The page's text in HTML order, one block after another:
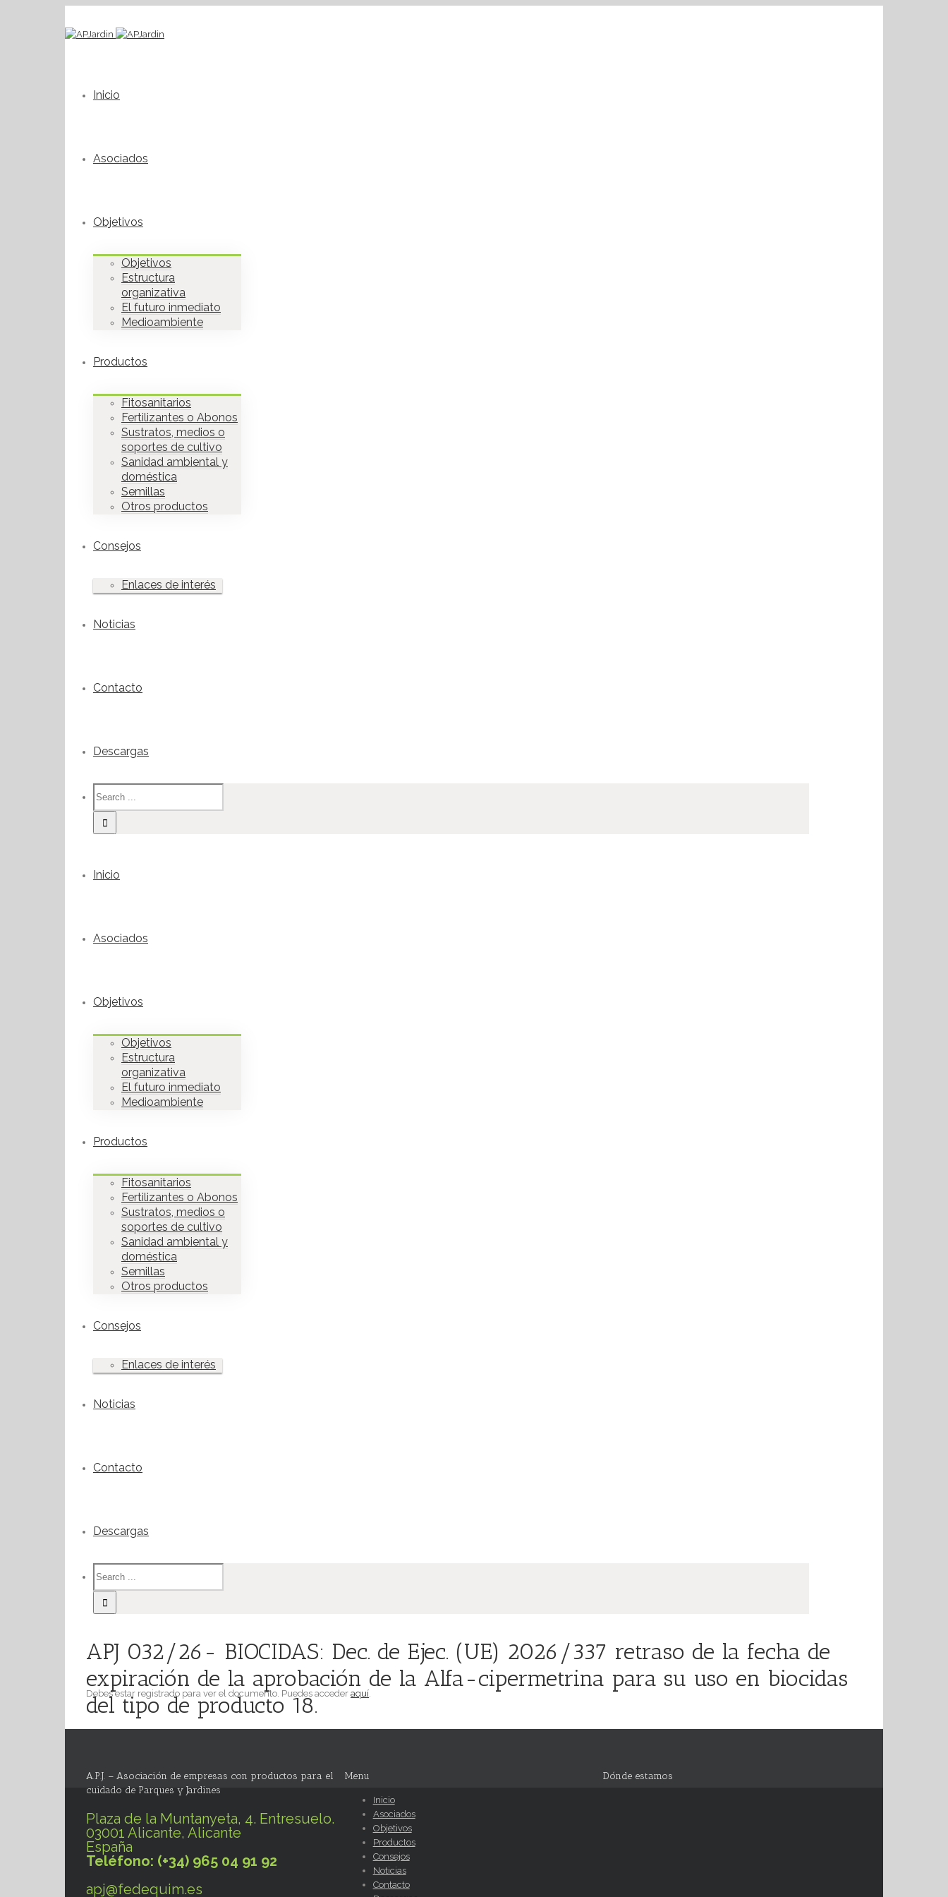
Inicio
Asociados
Objetivos
Objetivos
Estructura
organizativa
El futuro inmediato
Medioambiente
Productos
Fitosanitarios
Fertilizantes o Abonos
Sustratos, medios o
soportes de cultivo
Sanidad ambiental y
doméstica
Semillas
Otros productos
Consejos
Enlaces de interés
Noticias
Contacto
Descargas
Inicio
Asociados
Objetivos
Objetivos
Estructura
organizativa
El futuro inmediato
Medioambiente
Productos
Fitosanitarios
Fertilizantes o Abonos
Sustratos, medios o
soportes de cultivo
Sanidad ambiental y
doméstica
Semillas
Otros productos
Consejos
Enlaces de interés
Noticias
Contacto
Descargas
APJ 032/26- BIOCIDAS: Dec. de Ejec. (UE) 2026/337 retraso de la fecha de
expiración de la aprobación de la Alfa-cipermetrina para su uso en biocidas
del tipo de producto 18.
Debes estar registrado para ver el documento. Puedes acceder aquí.
A.P.J. – Asociación de empresas con productos para el
cuidado de Parques y Jardines
Plaza de la Muntanyeta, 4. Entresuelo.
03001 Alicante, Alicante
España
Teléfono: (+34) 965 04 91 92
apj@fedequim.es
Menu
Inicio
Asociados
Objetivos
Productos
Consejos
Noticias
Contacto
Dónde estamos